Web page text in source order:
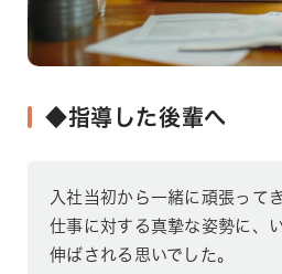
◆指導した後輩へ
入社当初から一緒に頑張って
仕事に対する真摯な姿勢に、
伸ばされる思いでした。